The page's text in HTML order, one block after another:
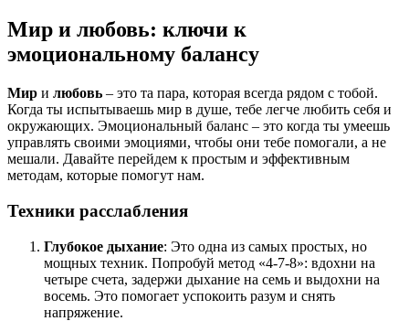
Мир и любовь: ключи к
эмоциональному балансу
Мир и любовь – это та пара, которая всегда рядом с тобой.
Когда ты испытываешь мир в душе, тебе легче любить себя и
окружающих. Эмоциональный баланс – это когда ты умеешь
управлять своими эмоциями, чтобы они тебе помогали, а не
мешали. Давайте перейдем к простым и эффективным
методам, которые помогут нам.
Техники расслабления
Глубокое дыхание: Это одна из самых простых, но
мощных техник. Попробуй метод «4-7-8»: вдохни на
четыре счета, задержи дыхание на семь и выдохни на
восемь. Это помогает успокоить разум и снять
напряжение.